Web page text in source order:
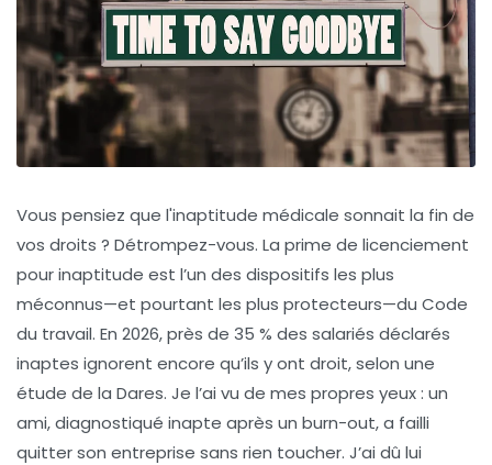
Vous pensiez que l'inaptitude médicale sonnait la fin de
vos droits ? Détrompez-vous. La prime de licenciement
pour inaptitude est l’un des dispositifs les plus
méconnus—et pourtant les plus protecteurs—du Code
du travail. En 2026, près de 35 % des salariés déclarés
inaptes ignorent encore qu’ils y ont droit, selon une
étude de la Dares. Je l’ai vu de mes propres yeux : un
ami, diagnostiqué inapte après un burn-out, a failli
quitter son entreprise sans rien toucher. J’ai dû lui